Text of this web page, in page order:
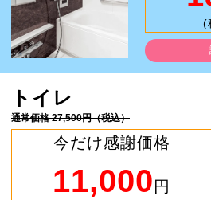
(
トイレ
通常価格 27,500円（税込）
今だけ感謝価格
11,000 円